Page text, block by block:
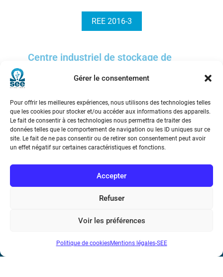
Gérer le consentement
Pour offrir les meilleures expériences, nous utilisons des technologies telles
que les cookies pour stocker et/ou accéder aux informations des appareils.
Le fait de consentir à ces technologies nous permettra de traiter des
données telles que le comportement de navigation ou les ID uniques sur ce
site. Le fait de ne pas consentir ou de retirer son consentement peut avoir
un effet négatif sur certaines caractéristiques et fonctions.
Accepter
Refuser
Voir les préférences
Politique de cookiesMentions légales-SEE
REE 2016-3
Centre industriel de stockage de
géologique profonde
Société de l’Electricité, de l’Electronique et des Technologies